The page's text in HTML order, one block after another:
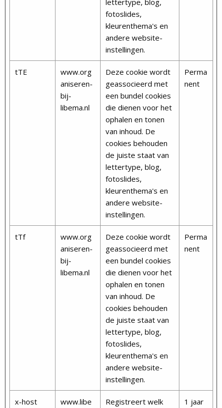
lettertype, blog,
fotoslides,
kleurenthema's en
andere website-
instellingen.
tTE
www.org
aniseren-
bij-
libema.nl
Deze cookie wordt
geassocieerd met
een bundel cookies
die dienen voor het
ophalen en tonen
van inhoud. De
cookies behouden
de juiste staat van
lettertype, blog,
fotoslides,
kleurenthema's en
andere website-
instellingen.
Perma
nent
tTf
www.org
aniseren-
bij-
libema.nl
Deze cookie wordt
geassocieerd met
een bundel cookies
die dienen voor het
ophalen en tonen
van inhoud. De
cookies behouden
de juiste staat van
lettertype, blog,
fotoslides,
kleurenthema's en
andere website-
instellingen.
Perma
nent
x-host
www.libe
Registreert welk
1 jaar